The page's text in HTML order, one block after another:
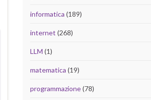
informatica (189)
internet (268)
LLM (1)
matematica (19)
programmazione(78)